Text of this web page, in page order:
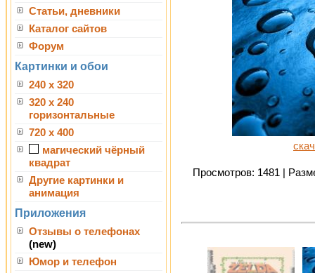
Статьи, дневники
Каталог сайтов
Форум
Картинки и обои
240 x 320
320 x 240
горизонтальные
720 x 400
магический чёрный
квадрат
Другие картинки и
анимация
Приложения
Отзывы о телефонах
(new)
Юмор и телефон
Просмотров: 1481 |